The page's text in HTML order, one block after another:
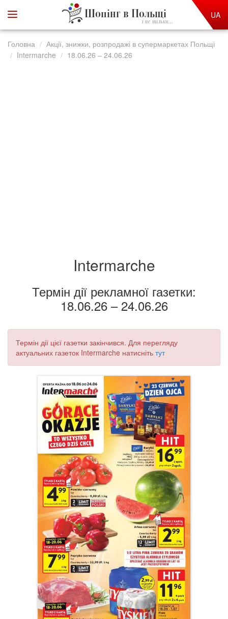
Шопінг в Польщі
і не тільки...
UA
Головна
Акції, знижки, розпродажі в супермаркетах Польщі
Intermarche
18.06.26 – 24.06.26
Intermarche
Термін дії рекламної газетки:
18.06.26 – 24.06.26
Термін дії цієї газетки закінчився. Для перегляду
актуальних газеток Intermarche натисніть тут